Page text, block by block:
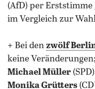
(AfD) per
im Vergleich zur
+ Bei den zwölf
keine
Michael Müller
Monika Grütters